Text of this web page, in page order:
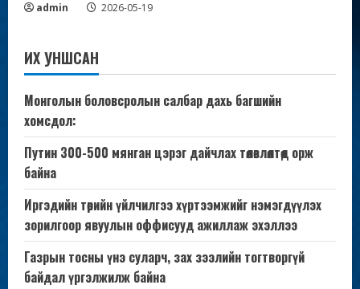
admin 2026-05-19
ИХ УНШСАН
Монголын боловсролын салбар дахь багшийн
хомсдол:
Путин 300-500 мянган цэрэг дайчлах төлөвлөлтөд орж
байна
Иргэдийн төрийн үйлчилгээ хүртээмжийг нэмэгдүүлэх
зорилгоор явуулын оффисууд ажиллаж эхэллээ
Газрын тосны үнэ суларч, зах зээлийн тогтворгүй
байдал үргэлжилж байна